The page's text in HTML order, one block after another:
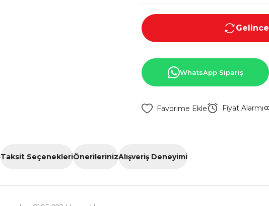
WhatsApp Sipariş
Fiyat Alarmı
Taksit SeçenekleriÖnerilerinizAlışveriş Deneyimi